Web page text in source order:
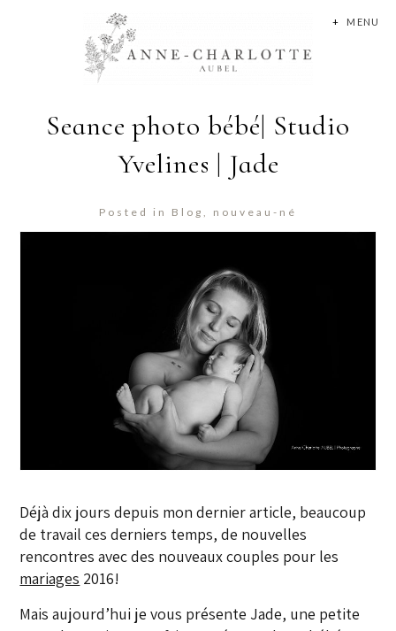
MENU
+
Seance photo bébé| Studio
Yvelines | Jade
Posted in Blog , nouveau-né
Déjà dix jours depuis mon dernier article, beaucoup
de travail ces derniers temps, de nouvelles
rencontres avec des nouveaux couples pour les
mariages 2016!
Mais aujourd’hui je vous présente Jade, une petite